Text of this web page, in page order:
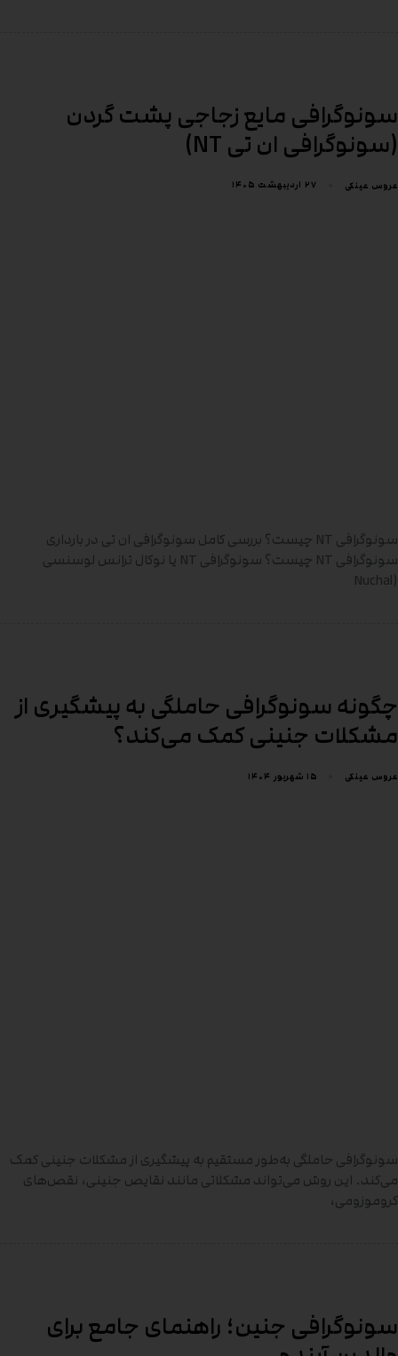
سونوگرافی مایع زجاجی پشت گردن
(سونوگرافی ان‌ تی NT)
عروس عینکی ۲۷ اردیبهشت ۱۴۰۵
سونوگرافی NT چیست؟ بررسی کامل سونوگرافی ان‌ تی در بارداری
سونوگرافی NT چیست؟ سونوگرافی NT یا نوکال ترانس لوسنسی
(Nuchal
چگونه سونوگرافی حاملگی به پیشگیری از
مشکلات جنینی کمک می‌کند؟
عروس عینکی ۱۵ شهریور ۱۴۰۴
سونوگرافی حاملگی به‌طور مستقیم به پیشگیری از مشکلات جنینی کمک
می‌کند. این روش می‌تواند مشکلاتی مانند نقایص جنینی، نقص‌های
کروموزومی،
سونوگرافی جنین؛ راهنمای جامع برای